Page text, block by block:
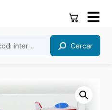
Cercar